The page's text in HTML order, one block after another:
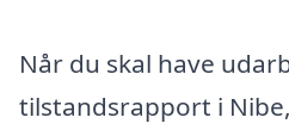
Når du skal have
tilstandsrapport i